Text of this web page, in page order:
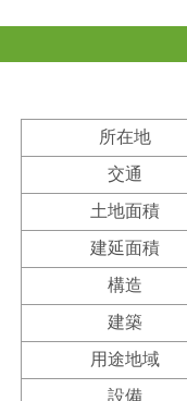
所在地
交通
土地面積
建延面積
構造
建築
用途地域
設備